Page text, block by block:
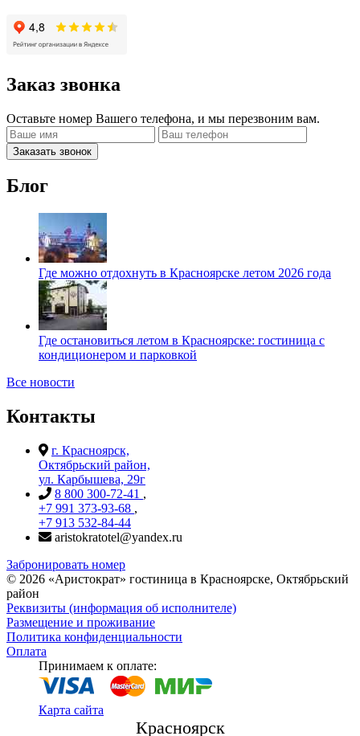
Заказ звонка
Оставьте номер Вашего телефона, и мы перезвоним вам.
Заказать звонок
Блог
Где можно отдохнуть в Красноярске летом 2026 года
Где остановиться летом в Красноярске: гостиница с
кондиционером и парковкой
Все новости
Контакты
г. Красноярск,
Октябрьский район,
ул. Карбышева, 29г
8 800 300-72-41 ,
+7 991 373-93-68 ,
+7 913 532-84-44
aristokratotel@yandex.ru
Забронировать номер
© 2026 «Аристократ» гостиница в Красноярске, Октябрьский
район
Реквизиты (информация об исполнителе)
Размещение и проживание
Политика конфиденциальности
Оплата
Принимаем к оплате:
Карта сайта
Красноярск